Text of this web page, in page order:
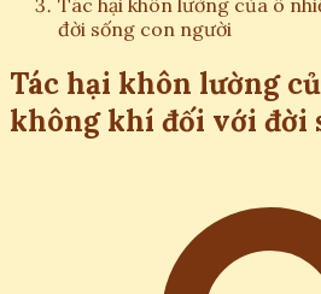
Tác hại khôn lường của ô
đời sống con người
Tác hại khôn lường
không khí đối với đời